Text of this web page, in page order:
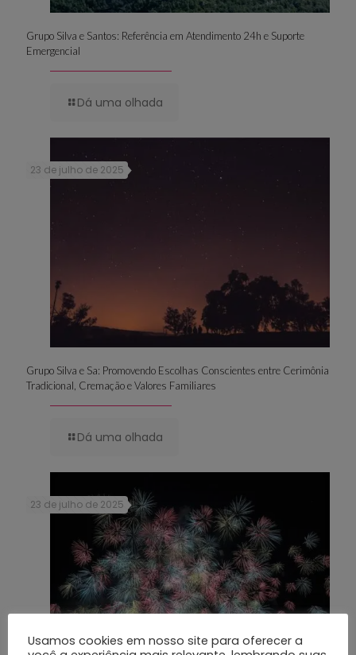
Grupo Silva e Santos: Referência em Atendimento 24h e Suporte
Emergencial
Dá uma olhada
23 de julho de 2025
Grupo Silva e Sa: Promovendo Escolhas Conscientes entre Cerimônia
Tradicional, Cremação e Valores Familiares
Dá uma olhada
23 de julho de 2025
Usamos cookies em nosso site para oferecer a